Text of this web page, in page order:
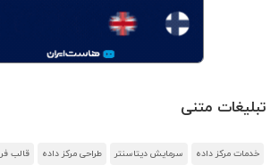
تبلیغات متنی
خدمات مرکز داده سرمایش دیتاسنتر طراحی مرکز داده قالب